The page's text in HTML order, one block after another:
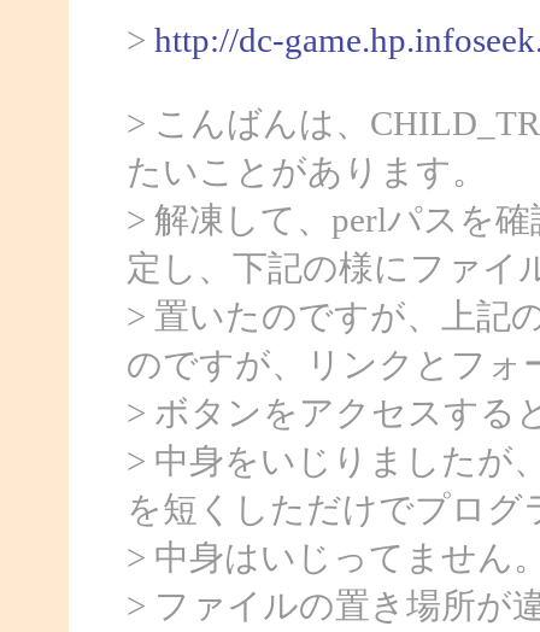
> http://dc-
> こんばんは、
たいことがあります。
> 解凍して、perlパスを
定し、下記の様にファイ
> 置いたのですが、上記
のですが、リンクとフォ
> ボタンをアクセスする
> 中身をいじりましたが
を短くしただけでプログ
> 中身はいじってません
> ファイルの置き場所が